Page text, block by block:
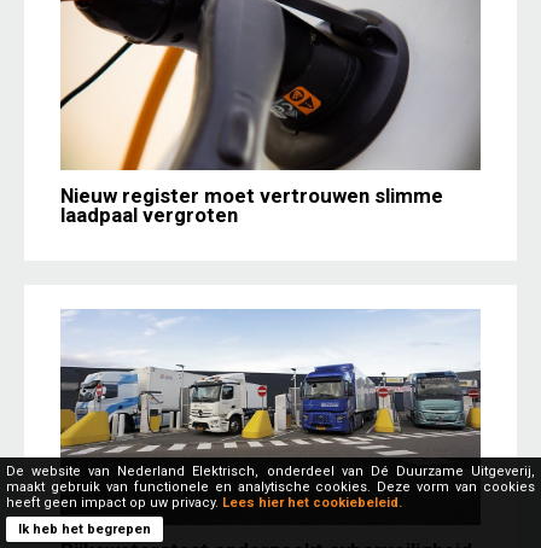
Nieuw register moet vertrouwen slimme
laadpaal vergroten
De website van Nederland Elektrisch, onderdeel van Dé Duurzame Uitgeverij,
maakt gebruik van functionele en analytische cookies. Deze vorm van cookies
heeft geen impact op uw privacy. Lees hier het cookiebeleid.
Ik heb het begrepen